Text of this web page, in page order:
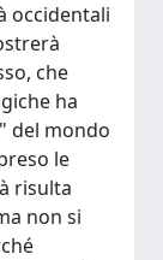
occidentali
che
ha
del mondo
le
risulta
non si